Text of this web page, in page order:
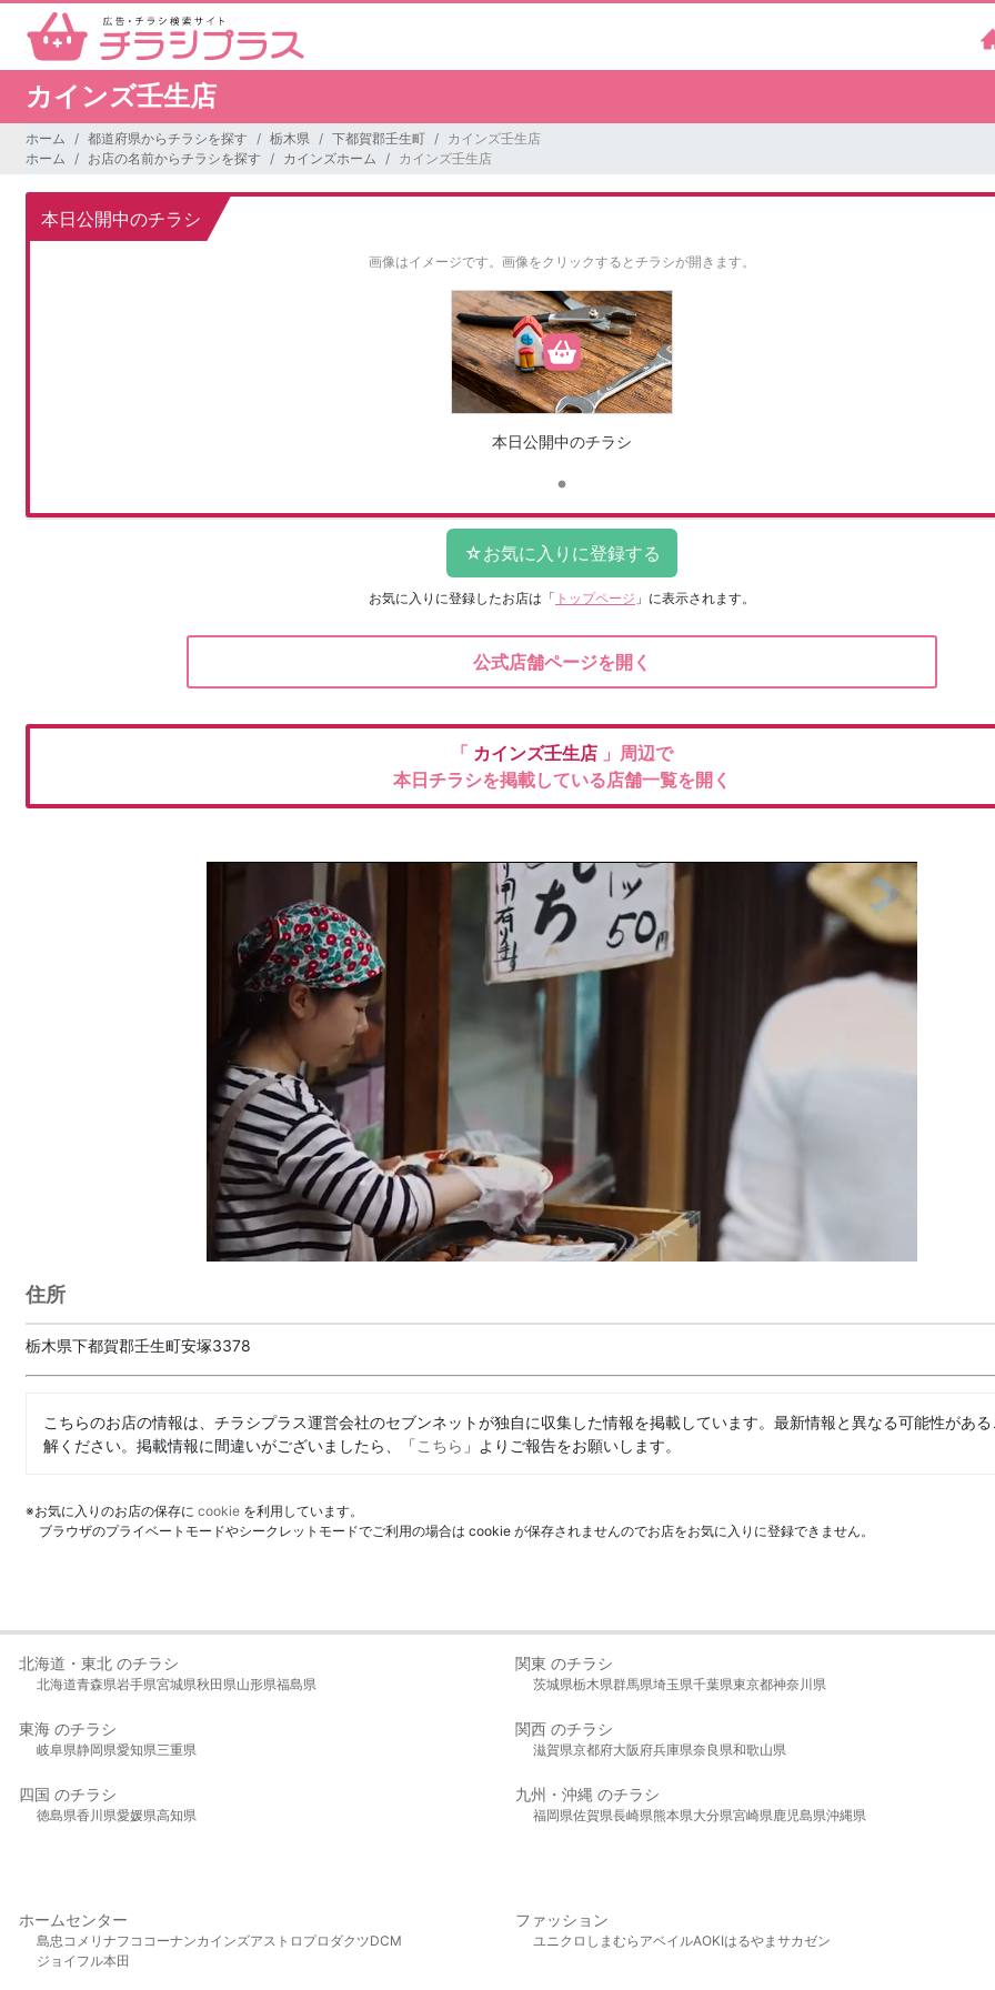
カインズ壬生店
ホーム 都道府県からチラシを探す 栃木県 下都賀郡壬生町
カインズ壬生店
ホーム
お店の名前からチラシを探す カインズホーム カインズ壬生店
本日公開中のチラシ
画像はイメージです。 画像をクリックするとチラシが開きます。
本日公開中のチラシ
お気に入りに登録したお店は 「 トップページ 」に表示されます。
公式店舗ページを開く
「 カインズ壬生店 」周辺で
本日チラシを掲載している店舗一覧を開く
住所
栃木県下都賀郡壬生町安塚3378
こちらのお店の情報は、チラシプラス運営会社のセブンネットが独自に収集した情報を掲載しています。最新情報と異なる可能性があ
解ください。掲載情報に間違いがございましたら、「こちら 」よりご報告をお願いします。
※お気に入りのお店の保存に cookie を利用しています。
ブラウザのプライベートモードやシークレットモードでご利用の場合は cookie が保存されませんのでお店をお気に入りに登録できません。
北海道・東北 のチラシ
北海道青森県岩手県宮城県秋田県山形県福島県
関東 のチラシ
茨城県栃木県群馬県埼玉県千葉県東京都神奈川県
東海 のチラシ
岐阜県静岡県愛知県三重県
関西 のチラシ
滋賀県京都府大阪府兵庫県奈良県和歌山県
四国 のチラシ
徳島県香川県愛媛県高知県
九州・沖縄 のチラシ
福岡県佐賀県長崎県熊本県大分県宮崎県鹿児島県沖縄県
ホームセンター
島忠 コメリ ナフコ コーナンカインズアストロプロダクツDCM
ジョイフル本田
ファッション
ユニクロ しまむら アベイルAOKIはるやま サカゼン